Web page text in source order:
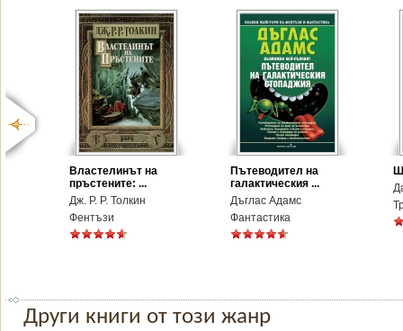
Властелинът на
пръстените: ...
Дж. Р. Р. Толкин
Фентъзи
Пътеводител на
галактическия ...
Дъглас Адамс
Фантастика
Други книги от този жанр